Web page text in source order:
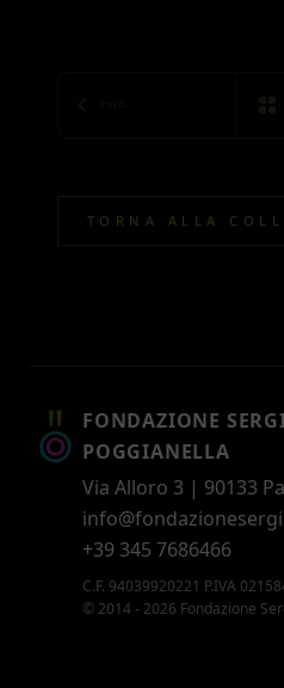
TORNA ALLA
FONDAZIONE
POGGIANELLA
Via Alloro 3 | 90133
+39 345 7686466
C.F. 94039920221 P.IVA
© 2014 - 2026 Fondazione